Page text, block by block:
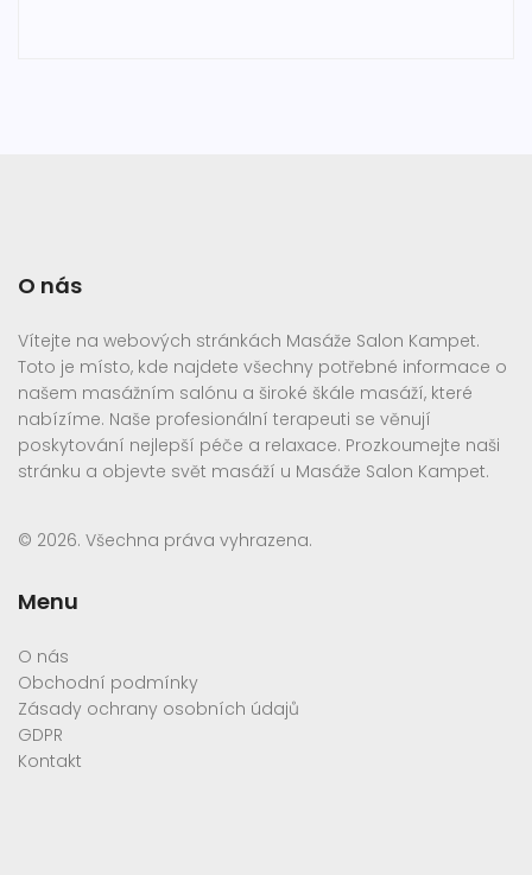
O nás
Vítejte na webových stránkách Masáže Salon Kampet.
Toto je místo, kde najdete všechny potřebné informace o
našem masážním salónu a široké škále masáží, které
nabízíme. Naše profesionální terapeuti se věnují
poskytování nejlepší péče a relaxace. Prozkoumejte naši
stránku a objevte svět masáží u Masáže Salon Kampet.
© 2026. Všechna práva vyhrazena.
Menu
O nás
Obchodní podmínky
Zásady ochrany osobních údajů
GDPR
Kontakt